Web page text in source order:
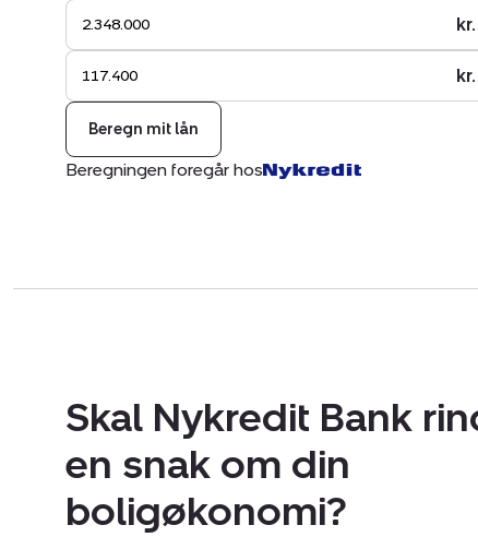
kr.
kr.
Beregn mit lån
Beregningen foregår hos
Skal Nykredit Bank
en snak om din
boligøkonomi?